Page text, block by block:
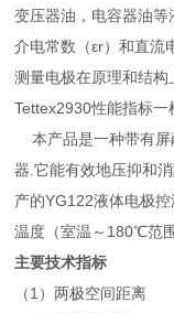
变压器油，电容器油
介电常数（εr）和直流
测量电极在原理和结
Tettex2930性能指标一
本产品是一种带有屏
器.它能有效地压抑和
产的YG122液体电极
温度（室温～180℃范
主要技术指标
（1）两极空间距